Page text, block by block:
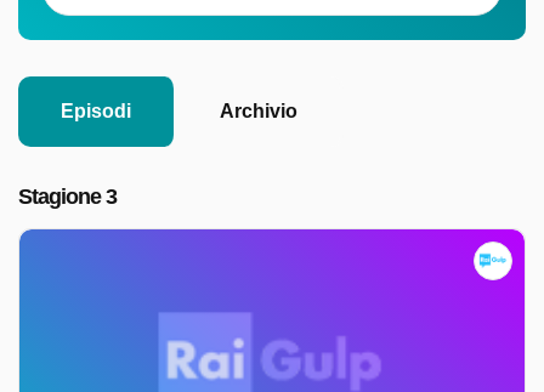
Episodi Archivio
Stagione 3